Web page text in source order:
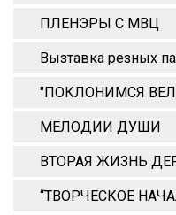
ПЛЕНЭРЫ С МВЦ
Вызтавка резных
"ПОКЛОНИМСЯ
МЕЛОДИИ ДУШИ
ВТОРАЯ ЖИЗНЬ
“ТВОРЧЕСКОЕ